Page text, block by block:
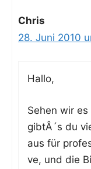
Chris
28. Juni 2010
Hal­lo,
Sehen wir
gibtÂ´s du
aus für
ve, und die